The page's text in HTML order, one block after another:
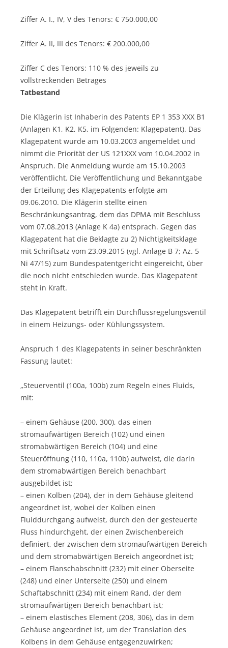
Ziffer A. I., IV, V des Tenors: € 750.000,00
Ziffer A. II, III des Tenors: € 200.000,00
Ziffer C des Tenors: 110 % des jeweils zu
vollstreckenden Betrages
Tatbestand
Die Klägerin ist Inhaberin des Patents EP 1 353 XXX B1
(Anlagen K1, K2, K5, im Folgenden: Klagepatent). Das
Klagepatent wurde am 10.03.2003 angemeldet und
nimmt die Priorität der US 121XXX vom 10.04.2002 in
Anspruch. Die Anmeldung wurde am 15.10.2003
veröffentlicht. Die Veröffentlichung und Bekanntgabe
der Erteilung des Klagepatents erfolgte am
09.06.2010. Die Klägerin stellte einen
Beschränkungsantrag, dem das DPMA mit Beschluss
vom 07.08.2013 (Anlage K 4a) entsprach. Gegen das
Klagepatent hat die Beklagte zu 2) Nichtigkeitsklage
mit Schriftsatz vom 23.09.2015 (vgl. Anlage B 7; Az. 5
Ni 47/15) zum Bundespatentgericht eingereicht, über
die noch nicht entschieden wurde. Das Klagepatent
steht in Kraft.
Das Klagepatent betrifft ein Durchflussregelungsventil
in einem Heizungs- oder Kühlungssystem.
Anspruch 1 des Klagepatents in seiner beschränkten
Fassung lautet:
„Steuerventil (100a, 100b) zum Regeln eines Fluids,
mit:
– einem Gehäuse (200, 300), das einen
stromaufwärtigen Bereich (102) und einen
stromabwärtigen Bereich (104) und eine
Steueröffnung (110, 110a, 110b) aufweist, die darin
dem stromabwärtigen Bereich benachbart
ausgebildet ist;
– einen Kolben (204), der in dem Gehäuse gleitend
angeordnet ist, wobei der Kolben einen
Fluiddurchgang aufweist, durch den der gesteuerte
Fluss hindurchgeht, der einen Zwischenbereich
definiert, der zwischen dem stromaufwärtigen Bereich
und dem stromabwärtigen Bereich angeordnet ist;
– einem Flanschabschnitt (232) mit einer Oberseite
(248) und einer Unterseite (250) und einem
Schaftabschnitt (234) mit einem Rand, der dem
stromaufwärtigen Bereich benachbart ist;
– einem elastisches Element (208, 306), das in dem
Gehäuse angeordnet ist, um der Translation des
Kolbens in dem Gehäuse entgegenzuwirken;